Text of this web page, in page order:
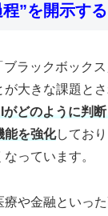
”を開示す
ブラックボック
大きな課題とさ
どのように判
能を強化してお
っています。
療や金融といっ